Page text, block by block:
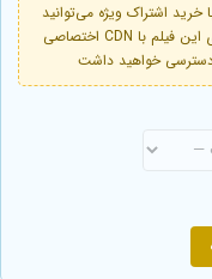
اشتراک ویژه می‌توانید
هر 2 ساعت یک‌بار درخواست همگام‌سازی لینک‌های این فیلم با CDN اختصاصی
دسترسی خواهید داشت